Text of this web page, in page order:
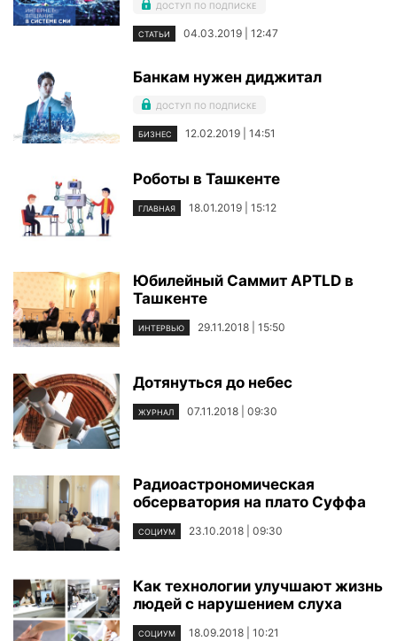
ДОСТУП ПО ПОДПИСКЕ
СТАТЬИ 04.03.2019 | 12:47
Банкам нужен диджитал
ДОСТУП ПО ПОДПИСКЕ
БИЗНЕС 12.02.2019 | 14:51
Роботы в Ташкенте
ГЛАВНАЯ 18.01.2019 | 15:12
Юбилейный Саммит APTLD в
Ташкенте
ИНТЕРВЬЮ 29.11.2018 | 15:50
Дотянуться до небес
ЖУРНАЛ 07.11.2018 | 09:30
Радиоастрономическая
обсерватория на плато Суффа
СОЦИУМ 23.10.2018 | 09:30
Как технологии улучшают жизнь
людей с нарушением слуха
СОЦИУМ 18.09.2018 | 10:21